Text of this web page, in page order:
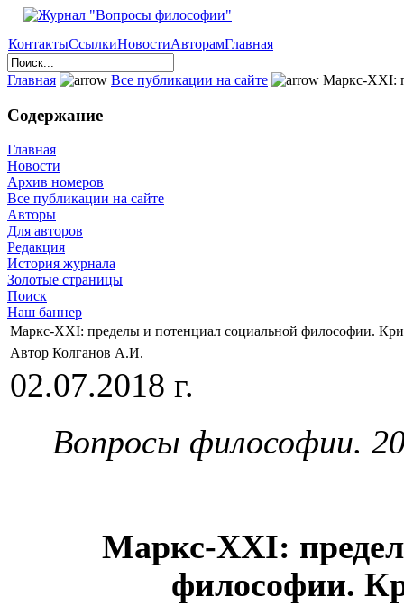
КонтактыСсылкиНовостиАвторамГлавная
Главная Все публикации на сайте Маркс-XXI:
Содержание
Главная
Новости
Архив номеров
Все публикации на сайте
Авторы
Для авторов
Редакция
История журнала
Золотые страницы
Поиск
Наш баннер
Маркс-XXI: пределы и потенциал социальной философии.
Автор Колганов А.И.
02.07.2018 г.
Вопросы философии.
Маркс-XXI:
философии.